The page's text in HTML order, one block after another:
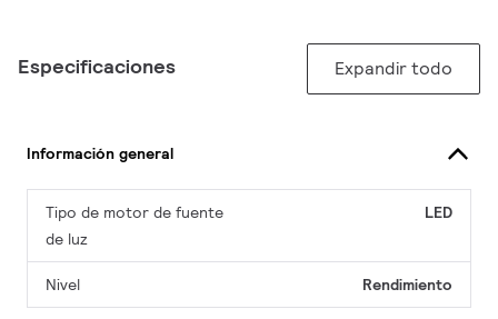
Especificaciones Expandir todo
Información general
Tipo de motor de fuente
de luz
LED
Nivel Rendimiento